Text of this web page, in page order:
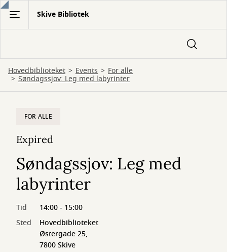
Gå
hovedindhold
Skive Bibliotek
Hovedbiblioteket Events For alle
Søndagssjov: Leg med labyrinter
FOR ALLE
Expired
Søndagssjov: Leg med
labyrinter
Tid
14:00 - 15:00
Sted
Hovedbiblioteket
Østergade 25,
7800 Skive